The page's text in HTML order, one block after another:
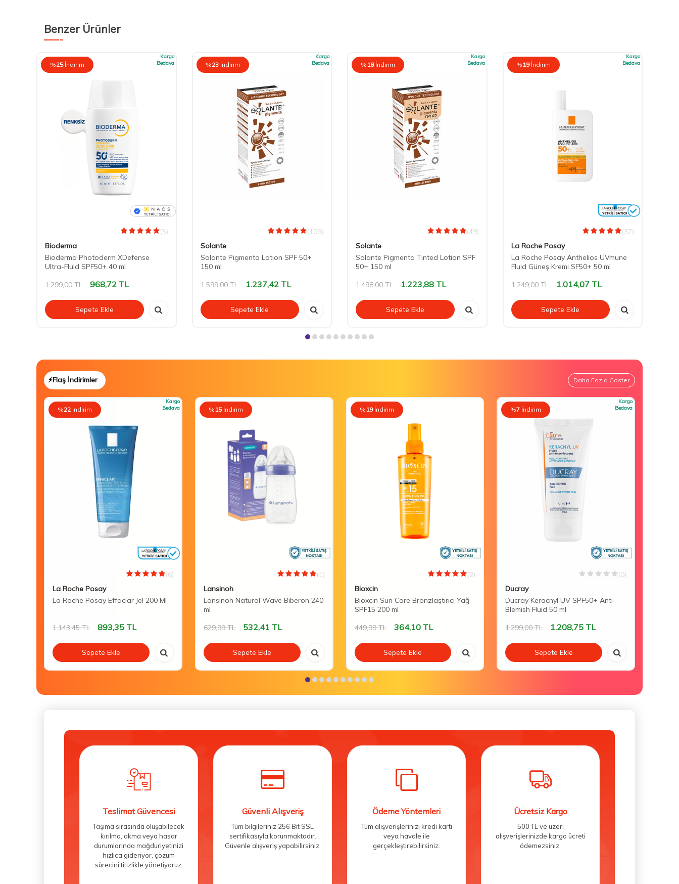
Benzer Ürünler
%25 İndirim
Kargo
Bedava
(5)
Bioderma
Bioderma Photoderm XDefense
Ultra-Fluid SPF50+ 40 ml
1.299,00TL 968,72 TL
Sepete Ekle
%23 İndirim
Kargo
Bedava
(109)
Solante
Solante Pigmenta Lotion SPF 50+
150 ml
1.599,00TL 1.237,42TL
Sepete Ekle
%18 İndirim
Kargo
Bedava
(49)
Solante
Solante Pigmenta Tinted Lotion SPF
50+ 150 ml
1.498,00TL 1.223,88 TL
Sepete Ekle
%19 İndirim
Kargo
Bedava
(37)
La Roche Posay
La Roche Posay Anthelios UVmune
Fluid Güneş Kremi SF50+ 50 ml
1.249,00TL 1.014,07TL
Sepete Ekle
⚡Flaş İndirimler Daha Fazla Göster
%22 İndirim
Kargo
Bedava
(6)
La Roche Posay
La Roche Posay Effaclar Jel 200 Ml
1.143,45TL 893,35 TL
Sepete Ekle
%15 İndirim
(1)
Lansinoh
Lansinoh Natural Wave Biberon 240
ml
629,99TL 532,41 TL
Sepete Ekle
%19 İndirim
(2)
Bioxcin
Bioxcin Sun Care Bronzlaştırıcı Yağ
SPF15 200 ml
449,99TL 364,10TL
Sepete Ekle
%7 İndirim
Kargo
Bedava
(0)
Ducray
Ducray Keracnyl UV SPF50+ Anti-
Blemish Fluid 50 ml
1.299,00TL 1.208,75 TL
Sepete Ekle
Teslimat Güvencesi
Taşıma sırasında oluşabilecek
kırılma, akma veya hasar
durumlarında mağduriyetinizi
hızlıca gideriyor, çözüm
sürecini titizlikle yönetiyoruz.
Güvenli Alışveriş
Tüm bilgileriniz 256 Bit SSL
sertifikasıyla korunmaktadır.
Güvenle alışveriş yapabilirsiniz.
Ödeme Yöntemleri
Tüm alışverişlerinizi kredi kartı
veya havale ile
gerçekleştirebilirsiniz.
Ücretsiz Kargo
500 TL ve üzeri
alışverişlerinizde kargo ücreti
ödemezsiniz.